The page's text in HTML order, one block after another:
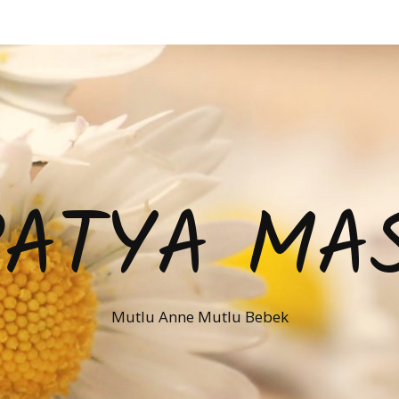
Mutlu Anne Mutlu Bebek